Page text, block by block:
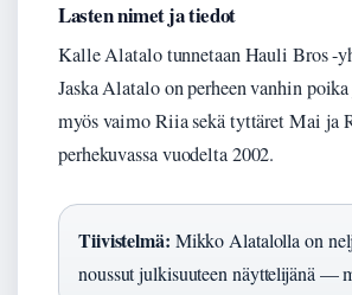
Lasten nimet ja tiedot
Kalle Alatalo tunnetaan Hauli Bros -
Jaska Alatalo on perheen vanhin
myös vaimo Riia sekä tyttäret Mai ja
perhekuvassa vuodelta 2002.
Tiivistelmä: Mikko Alatalolla on
noussut julkisuuteen näyttelijänä —